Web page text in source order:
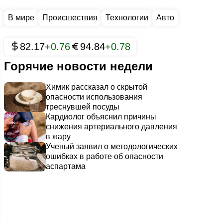
В мире Происшествия Технологии Авто
82.17+0.76 94.84+0.78
Горячие новости недели
Химик рассказал о скрытой
опасности использования
треснувшей посуды
Кардиолог объяснил причины
снижения артериального давления
в жару
Ученый заявил о методологических
ошибках в работе об опасности
аспартама